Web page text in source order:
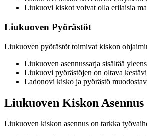
Liukuovi kiskot voivat olla erilaisia
Liukuoven Pyörästöt
Liukuoven pyörästöt toimivat kiskon
Liukuoven asennussarja sisältää
Liukuovi pyörästöjen on oltava
Ladonovi kisko ja pyörästö
Liukuoven Kiskon Asennus
Liukuoven kiskon asennus on tarkka